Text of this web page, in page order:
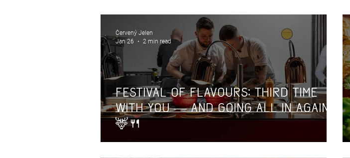
Festival of Flavours: third time
with you — and going all in again
🦌🍴
Červený Jelen
Jan 26
2 min read